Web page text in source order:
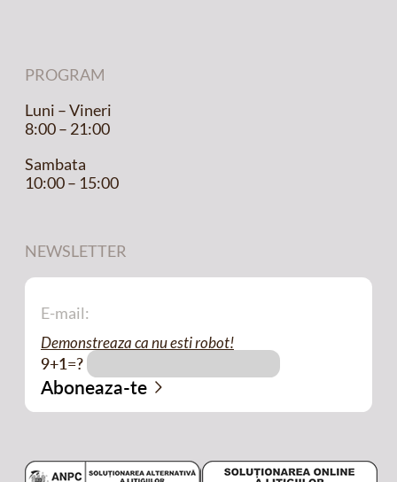
PROGRAM
Luni – Vineri
8:00 – 21:00
Sambata
10:00 – 15:00
NEWSLETTER
Demonstreaza ca nu esti robot!
9+1=?